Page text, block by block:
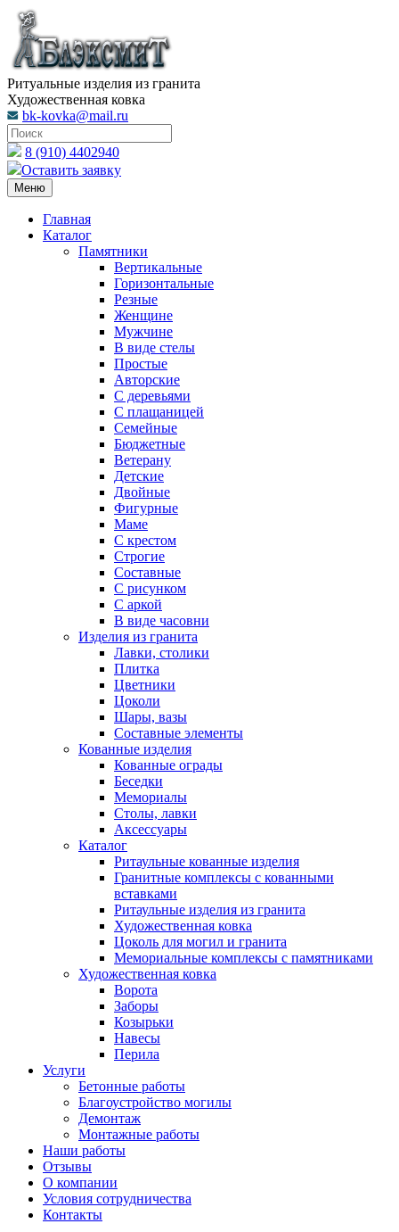
Ритуальные изделия из гранита
Художественная ковка
bk-kovka@mail.ru
8 (910) 4402940
Оставить заявку
Меню
Главная
Каталог
Памятники
Вертикальные
Горизонтальные
Резные
Женщине
Мужчине
В виде стелы
Простые
Авторские
С деревьями
С плащаницей
Семейные
Бюджетные
Ветерану
Детские
Двойные
Фигурные
Маме
С крестом
Строгие
Составные
С рисунком
С аркой
В виде часовни
Изделия из гранита
Лавки, столики
Плитка
Цветники
Цоколи
Шары, вазы
Составные элементы
Кованные изделия
Кованные ограды
Беседки
Мемориалы
Столы, лавки
Аксессуары
Каталог
Ритаульные кованные изделия
Гранитные комплексы с кованными
вставками
Ритаульные изделия из гранита
Художественная ковка
Цоколь для могил и гранита
Мемориальные комплексы с памятниками
Художественная ковка
Ворота
Заборы
Козырьки
Навесы
Перила
Услуги
Бетонные работы
Благоустройство могилы
Демонтаж
Монтажные работы
Наши работы
Отзывы
О компании
Условия сотрудничества
Контакты